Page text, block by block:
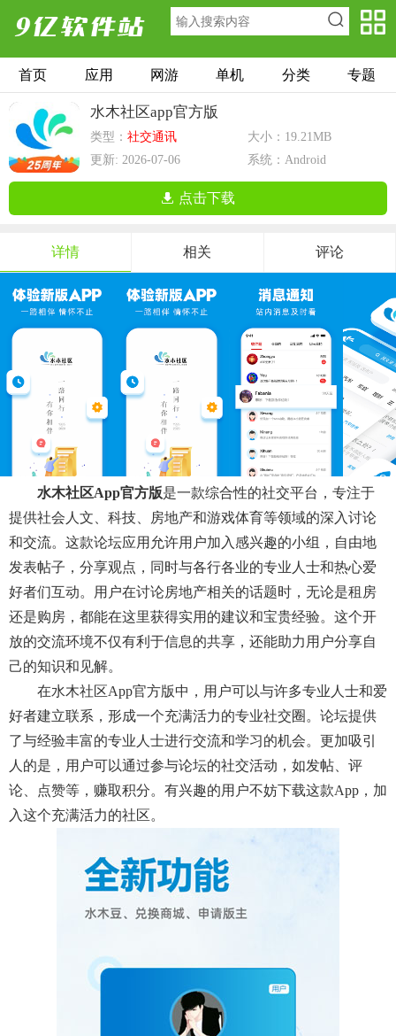
首页 应用 网游 单机 分类 专题
水木社区app官方版
类型： 社交通讯
大小：19.21MB
更新: 2026-07-06
系统：Android
点击下载
详情 相关 评论
水木社区app官方版是一款综合性的社交平台，专注于
提供社会人文、科技、房地产和游戏体育等领域的深入讨论
和交流。这款论坛应用允许用户加入感兴趣的小组，自由地
发表帖子，分享观点，同时与各行各业的专业人士和热心爱
好者们互动。用户在讨论房地产相关的话题时，无论是租房
还是购房，都能在这里获得实用的建议和宝贵经验。这个开
放的交流环境不仅有利于信息的共享，还能助力用户分享自
己的知识和见解。
在水木社区app官方版中，用户可以与许多专业人士和爱
好者建立联系，形成一个充满活力的专业社交圈。论坛提供
了与经验丰富的专业人士进行交流和学习的机会。更加吸引
人的是，用户可以通过参与论坛的社交活动，如发帖、评
论、点赞等，赚取积分。有兴趣的用户不妨下载这款app，加
入这个充满活力的社区。